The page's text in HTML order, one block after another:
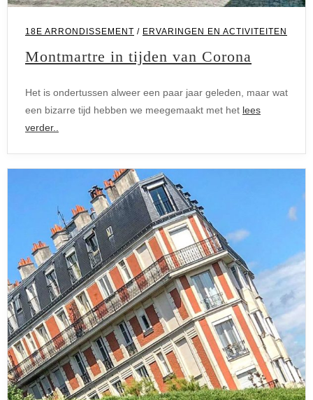
18E ARRONDISSEMENT / ERVARINGEN EN ACTIVITEITEN
Montmartre in tijden van Corona
Het is ondertussen alweer een paar jaar geleden, maar wat
een bizarre tijd hebben we meegemaakt met het lees
verder..